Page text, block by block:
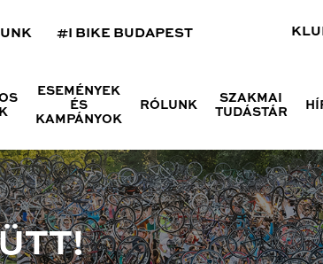
#I BIKE BUDAPEST
ESEMÉNYEK
ÉS
KAMPÁNYOK
RÓLUNK
SZAKMAI
TUDÁSTÁR